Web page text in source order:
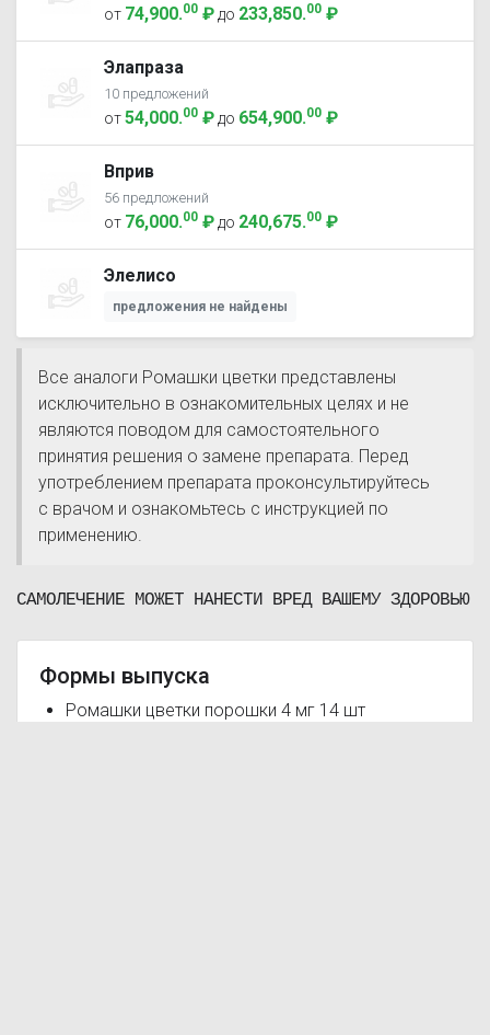
от 74,900.00 ₽ до 233,850.00 ₽
Элапраза
10 предложений
от54,000.00 ₽ до 654,900.00 ₽
Вприв
56 предложений
от 76,000.00 ₽ до 240,675.00 ₽
Элелисо
предложения не найдены
Все аналоги Ромашки цветки представлены
исключительно в ознакомительных целях и не
являются поводом для самостоятельного
принятия решения о замене препарата. Перед
употреблением препарата проконсультируйтесь
с врачом и ознакомьтесь с инструкцией по
применению.
САМОЛЕЧЕНИЕ МОЖЕТ НАНЕСТИ ВРЕД ВАШЕМУ ЗДОРОВЬЮ
Формы выпуска
Ромашки цветки порошки 4 мг 14 шт